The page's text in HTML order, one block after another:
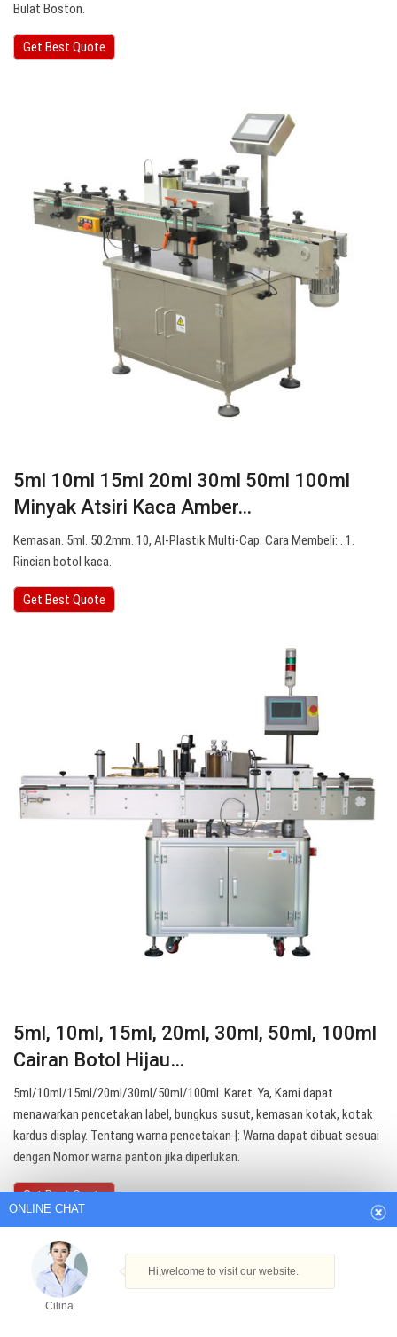
Bulat Boston.
Get Best Quote
5ml 10ml 15ml 20ml 30ml 50ml 100ml
Minyak Atsiri Kaca Amber…
Kemasan. 5ml. 50.2mm. 10, Al-Plastik Multi-Cap. Cara Membeli: . 1.
Rincian botol kaca.
Get Best Quote
5ml, 10ml, 15ml, 20ml, 30ml, 50ml, 100ml
Cairan Botol Hijau…
5ml/10ml/15ml/20ml/30ml/50ml/100ml. Karet. Ya, Kami dapat
menawarkan pencetakan label, bungkus susut, kemasan kotak, kotak
kardus display. Tentang warna pencetakan |: Warna dapat dibuat sesuai
dengan Nomor warna panton jika diperlukan.
Get Best Quote
ONLINE CHAT
Cilina